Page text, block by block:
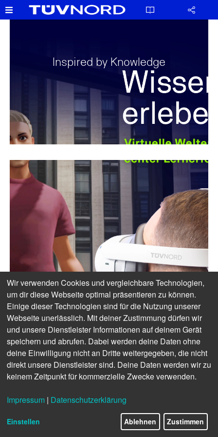
Inspired by Knowledge
Wir verwenden Cookies und vergleichbare Technologien,
um dir diese Webseite optimal präsentieren zu können.
Einige dieser Technologien sind für die Nutzung unserer
Webseite unerlässlich. Mit deiner Zustimmung dürfen wir
und unsere Dienstleister Informationen auf deinem Gerät
speichern und abrufen. Dabei werden deine Daten ohne
deine Einwilligung nicht an Dritte weitergegeben, die nicht
direkt unsere Dienstleister sind. Deine Daten werden wir zu
keinem Zeitpunkt für kommerzielle Zwecke verwenden.
Impressum | Datenschutzerklärung
Einstellen Ablehnen Zustimmen